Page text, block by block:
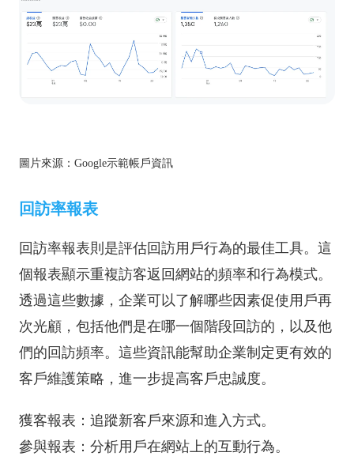
圖片來源：Google示範帳戶資訊
回訪率報表
回訪率報表則是評估回訪用戶行為的最佳工具。這
個報表顯示重複訪客返回網站的頻率和行為模式。
透過這些數據，企業可以了解哪些因素促使用戶再
次光顧，包括他們是在哪一個階段回訪的，以及他
們的回訪頻率。這些資訊能幫助企業制定更有效的
客戶維護策略，進一步提高客戶忠誠度。
獲客報表：追蹤新客戶來源和進入方式。
參與報表：分析用戶在網站上的互動行為。